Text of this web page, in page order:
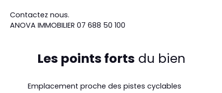
Contactez nous.
ANOVA IMMOBILIER 07 688 50 100
Les points forts du bien
Emplacement proche des pistes cyclables